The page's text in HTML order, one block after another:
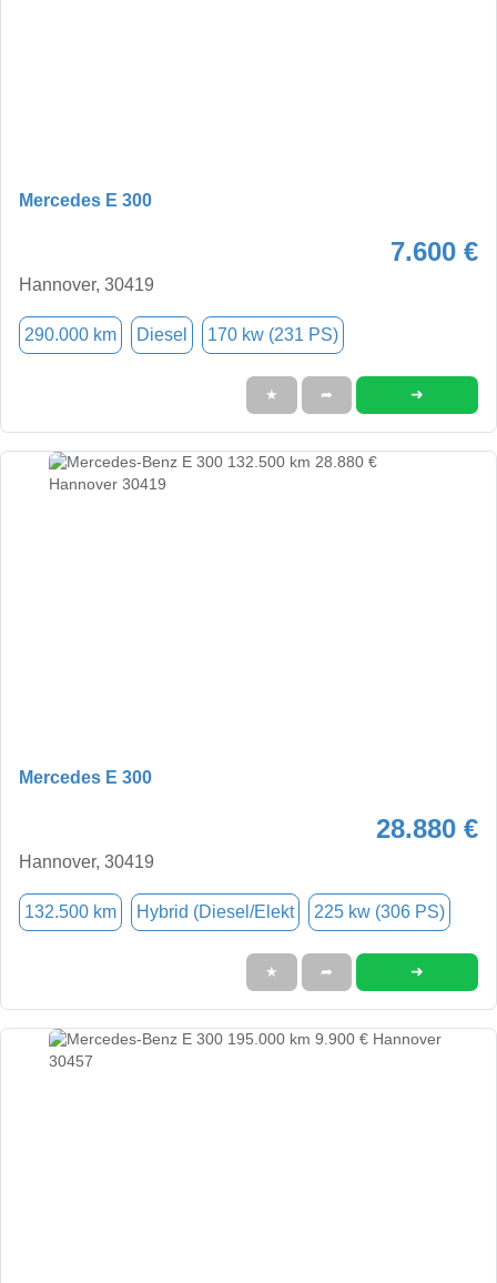
Mercedes E 300
7.600 €
Hannover, 30419
290.000 km Diesel 170 kw (231 PS)
★ ➦ ➜
Mercedes E 300
28.880 €
Hannover, 30419
132.500 km Hybrid (Diesel/Elekt 225 kw (306 PS)
★ ➦ ➜